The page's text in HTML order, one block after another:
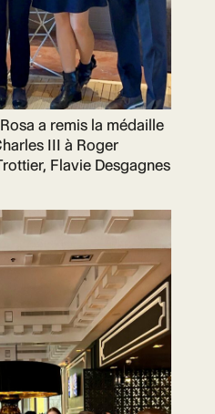
a remis la médaille
III à Roger
Flavie Desgagnes